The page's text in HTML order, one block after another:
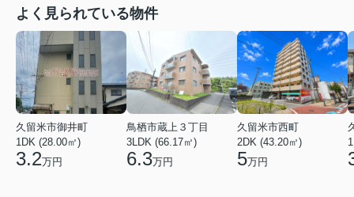
よく見られている物件
久留米市御井町
1DK (28.00㎡)
3.2万円
鳥栖市蔵上３丁目
3LDK (66.17㎡)
6.3万円
久留米市西町
2DK (43.20㎡)
5万円